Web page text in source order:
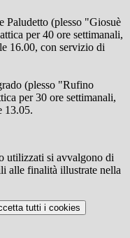
Paludetto (plesso "Giosuè
per 40 ore settimanali,
16.00, con servizio di
(plesso "Rufino
per 30 ore settimanali,
13.05.
utilizzati si avvalgono di
alle finalità illustrate nella
tutti i cookies